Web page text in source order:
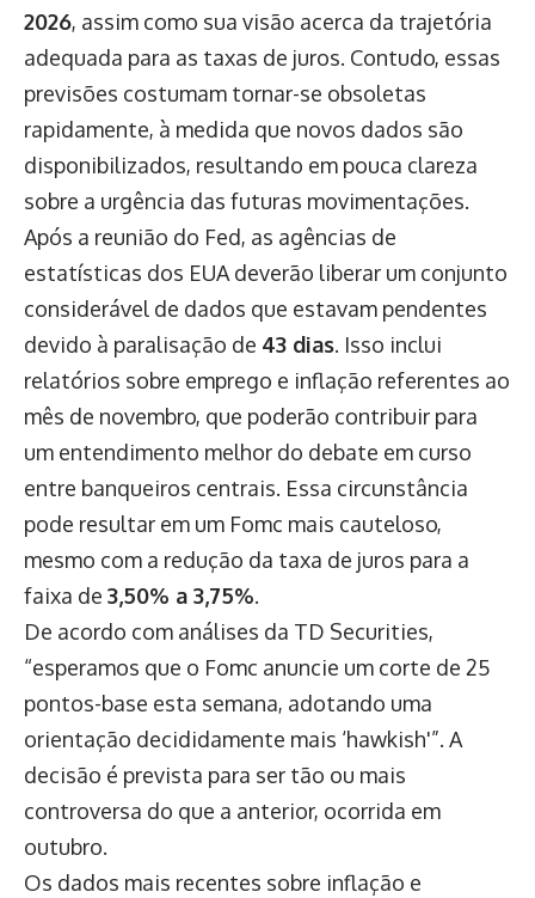
2026, assim como sua visão acerca da trajetória
adequada para as taxas de juros. Contudo, essas
previsões costumam tornar-se obsoletas
rapidamente, à medida que novos dados são
disponibilizados, resultando em pouca clareza
sobre a urgência das futuras movimentações.
Após a reunião do Fed, as agências de
estatísticas dos EUA deverão liberar um conjunto
considerável de dados que estavam pendentes
devido à paralisação de 43 dias. Isso inclui
relatórios sobre emprego e inflação referentes ao
mês de novembro, que poderão contribuir para
um entendimento melhor do debate em curso
entre banqueiros centrais. Essa circunstância
pode resultar em um Fomc mais cauteloso,
mesmo com a redução da taxa de juros para a
faixa de 3,50% a 3,75%.
De acordo com análises da TD Securities,
“esperamos que o Fomc anuncie um corte de 25
pontos-base esta semana, adotando uma
orientação decididamente mais ‘hawkish'”. A
decisão é prevista para ser tão ou mais
controversa do que a anterior, ocorrida em
outubro.
Os dados mais recentes sobre inflação e